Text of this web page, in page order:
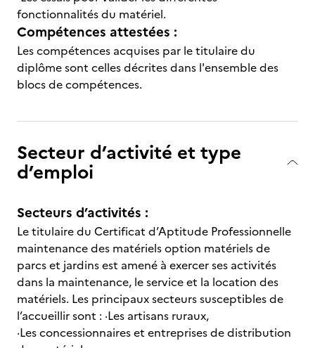
fonctionnalités du matériel.
Compétences attestées :
Les compétences acquises par le titulaire du
diplôme sont celles décrites dans l'ensemble des
blocs de compétences.
Secteur d’activité et type
d’emploi
Secteurs d’activités :
Le titulaire du Certificat d’Aptitude Professionnelle
maintenance des matériels option matériels de
parcs et jardins est amené à exercer ses activités
dans la maintenance, le service et la location des
matériels. Les principaux secteurs susceptibles de
l’accueillir sont : ·Les artisans ruraux,
·Les concessionnaires et entreprises de distribution